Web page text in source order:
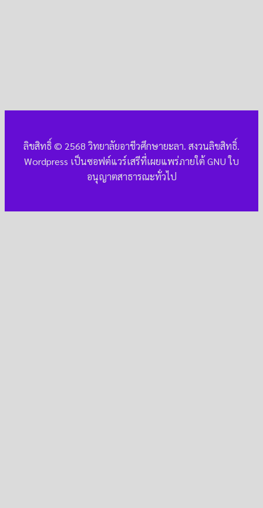
ลิขสิทธิ์ © 2568 วิทยาลัยอาชีวศึกษายะลา. สงวนลิขสิทธิ์.
Wordpress เป็นซอฟต์แวร์เสรีที่เผยแพร่ภายใต้ GNU ใบ
อนุญาตสาธารณะทั่วไป